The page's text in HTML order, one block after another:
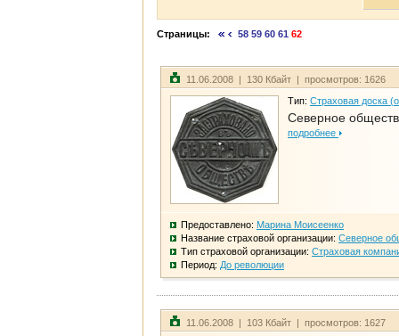
Страницы: 58 59 60 61 62
11.06.2008 | 130 Кбайт | просмотров: 1626
Тип: Страховая доска
Северное
подробнее
Предоставлено: Марина Моисеенко
Название страховой организации: Северное
Тип страховой организации: Страховая
Период: До революции
11.06.2008 | 103 Кбайт | просмотров: 1627